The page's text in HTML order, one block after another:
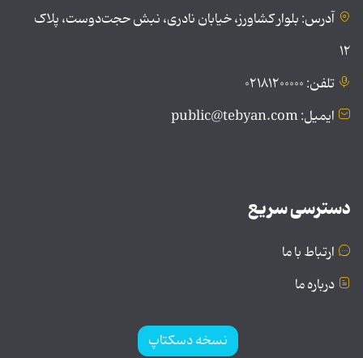
آدرس: بلوار کشاورز، خیابان نادری، نبش حجت‌دوست، پلاک
۱۲
تلفن: ۰۲۱۸۱۲۰۰۰۰۰
ایمیل: public@tebyan.com
دسترسی سریع
ارتباط با ما
درباره ما
نسخه دسکتاپ